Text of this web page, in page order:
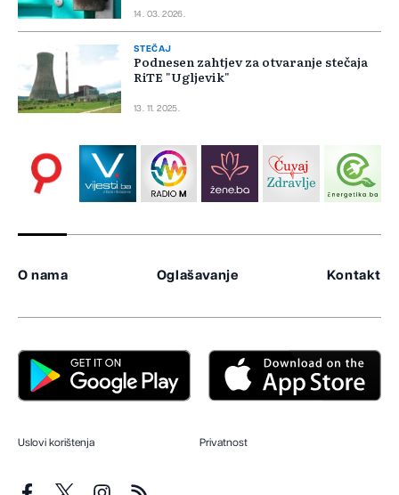
14. 03. 2026.
STEČAJ
Podnesen zahtjev za otvaranje stečaja
RiTE "Ugljevik"
13. 11. 2025.
O nama Oglašavanje Kontakt
Uslovi korištenja Privatnost